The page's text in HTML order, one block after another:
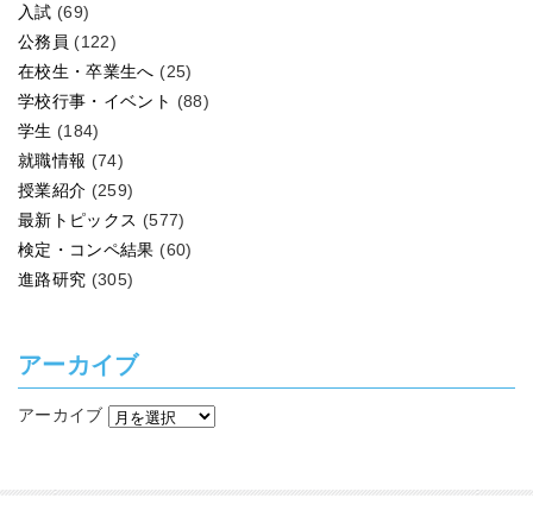
入試 (69)
公務員 (122)
在校生・卒業生へ (25)
学校行事・イベント (88)
学生 (184)
就職情報 (74)
授業紹介 (259)
最新トピックス (577)
検定・コンペ結果 (60)
進路研究 (305)
アーカイブ
アーカイブ